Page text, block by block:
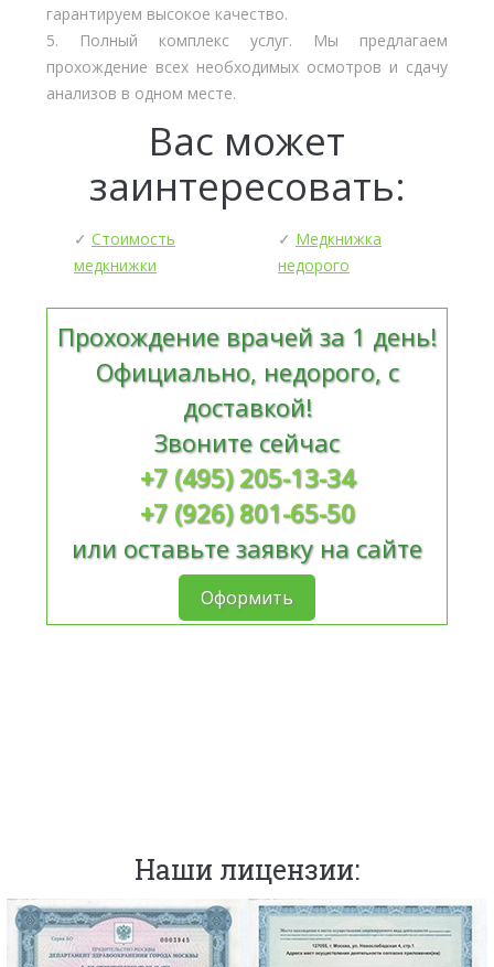
гарантируем высокое качество.
5. Полный комплекс услуг. Мы предлагаем
прохождение всех необходимых осмотров и сдачу
анализов в одном месте.
Вас может
заинтересовать:
✓ Стоимость
медкнижки
✓ Медкнижка
недорого
Прохождение врачей за 1 день!
Официально, недорого, с
доставкой!
Звоните сейчас
+7 (495) 205-13-34
+7 (926) 801-65-50
или оставьте заявку на сайте
Оформить
Наши лицензии: